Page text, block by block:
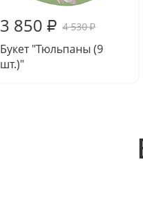
3 850 ₽ 4 530₽
Букет "Тюльпаны (9
шт.)"